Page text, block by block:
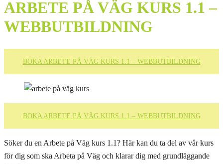
ARBETE PÅ VÄG KURS 1.1 –
WEBBUTBILDNING
BOKA ARBETE PÅ VÄG KURS 1.1 – WEBBUTBILDNING
BOKA ARBETE PÅ VÄG KURS 1.1 – WEBBUTBILDNING
Söker du en Arbete på Väg kurs 1.1? Här kan du ta del av vår kurs
för dig som ska Arbeta på Väg och klarar dig med grundläggande